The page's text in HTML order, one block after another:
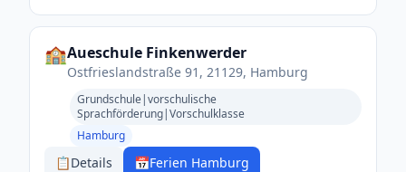
🏫Aueschule Finkenwerder
Ostfrieslandstraße 91, 21129, Hamburg
Grundschule|vorschulische
Sprachförderung|Vorschulklasse
Hamburg
📋Details 📅Ferien Hamburg